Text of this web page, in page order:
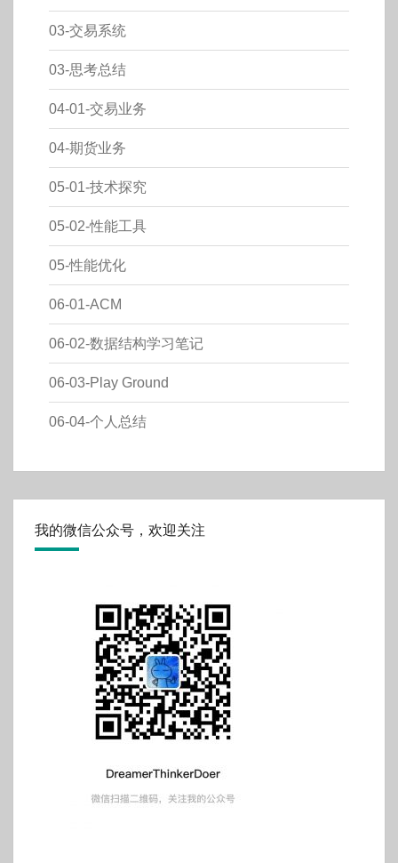
03-交易系统
03-思考总结
04-01-交易业务
04-期货业务
05-01-技术探究
05-02-性能工具
05-性能优化
06-01-ACM
06-02-数据结构学习笔记
06-03-Play Ground
06-04-个人总结
我的微信公众号，欢迎关注